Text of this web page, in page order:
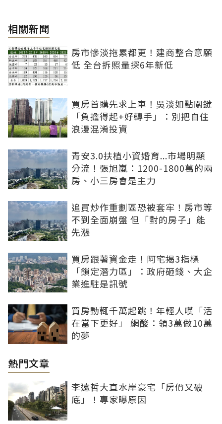
相關新聞
房市慘淡拖累都更！建商整合意願
低 全台拆照量探6年新低
買房首購先求上車！吳淡如點關鍵
「負擔得起+好轉手」：別把自住
浪漫混淆投資
青安3.0扶植小資婚育...市場明顯
分流！張旭嵐：1200-1800萬的兩
房、小三房會是主力
追買炒作重劃區恐被套牢！房市等
不到全面崩盤 但「對的房子」能
先漲
買房跟著資金走！阿宅揭3指標
「鎖定潛力區」：政府砸錢、大企
業進駐是訊號
買房動輒千萬起跳！年輕人嘆「活
在當下更好」 網酸：領3萬做10萬
的夢
熱門文章
李遠哲大直水岸豪宅「房價又破
底」！專家曝原因